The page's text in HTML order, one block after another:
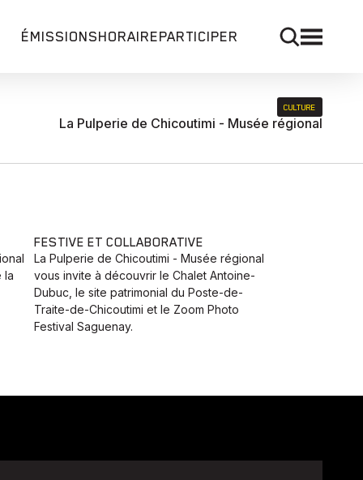
ÉMISSIONSHORAIREPARTICIPER
CULTURE
La Pulperie de Chicoutimi - Musée régional
la
FESTIVE ET COLLABORATIVE
La Pulperie de Chicoutimi - Musée régional
vous invite à découvrir le Chalet Antoine-
Dubuc, le site patrimonial du Poste-de-
Traite-de-Chicoutimi et le Zoom Photo
Festival Saguenay.